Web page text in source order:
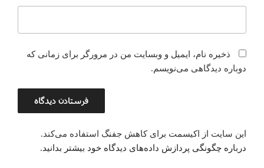
ذخیره نام، ایمیل و وبسایت من در مرورگر برای زمانی که
دوباره دیدگاهی می‌نویسم.
این سایت از اکیسمت برای کاهش جفنگ استفاده می‌کند.
درباره چگونگی پردازش داده‌های دیدگاه خود بیشتر بدانید.